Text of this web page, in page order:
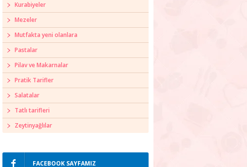
Kurabiyeler
Mezeler
Mutfakta yeni olanlara
Pastalar
Pilav ve Makarnalar
Pratik Tarifler
Salatalar
Tatlı tarifleri
Zeytinyağlılar
FACEBOOK SAYFAMIZ